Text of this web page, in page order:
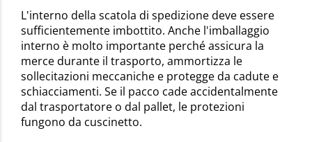
L'interno della scatola di spedizione deve essere
sufficientemente imbottito. Anche l'imballaggio
interno è molto importante perché assicura la
merce durante il trasporto, ammortizza le
sollecitazioni meccaniche e protegge da cadute e
schiacciamenti. Se il pacco cade accidentalmente
dal trasportatore o dal pallet, le protezioni
fungono da cuscinetto.